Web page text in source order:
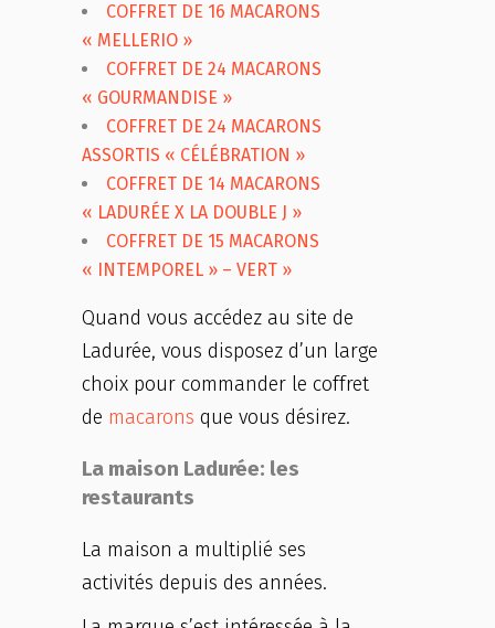
COFFRET DE 16 MACARONS
« MELLERIO »
COFFRET DE 24 MACARONS
« GOURMANDISE »
COFFRET DE 24 MACARONS
ASSORTIS « CÉLÉBRATION »
COFFRET DE 14 MACARONS
« LADURÉE X LA DOUBLE J »
COFFRET DE 15 MACARONS
« INTEMPOREL » – VERT »
Quand vous accédez au site de
Ladurée, vous disposez d’un large
choix pour commander le coffret
de macarons que vous désirez.
La maison Ladurée: les
restaurants
La maison a multiplié ses
activités depuis des années.